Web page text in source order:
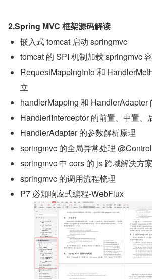
2.Spring MVC 框架源码解读
嵌入式 tomcat 启动 springmvc
tomcat 的 SPI 机制加载 springmvc
RequestMappingInfo 和
立
handlerMapping 和 HandlerAdapter
HandlerlInterceptor 的前置、中置、
HandlerAdapter 的参数解析原理
springmvc 的全局异常处理
springmvc 中 cors 的 js 跨域解决方
springmvc 的调用流程梳理
P7 必知响应式编程-WebFlux